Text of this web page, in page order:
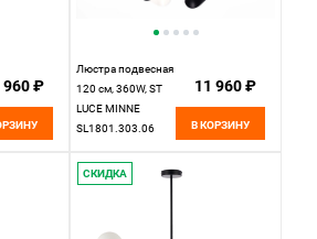
960 ₽
Люстра подвесная
120 см, 360W, ST
LUCE MINNE
SL1801.303.06
11 960 ₽
В КОРЗИНУ
СКИДКА